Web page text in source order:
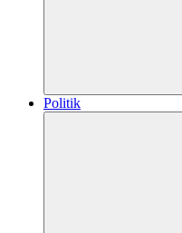
Politik